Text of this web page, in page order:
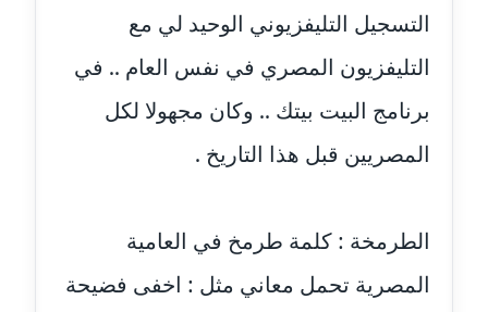
مدونة اسماء خوجة
عاملة
مدونة أسماء كاشف
عاملة
عاملة
مدونة اسماعيل ابو زيد
التسجيل التليفزيوني الوحيد لي مع
التليفزيون المصري في نفس العام .. في
برنامج البيت بيتك .. وكان مجهولا لكل
المصريين قبل هذا التاريخ .
الطرمخة : كلمة طرمخ في العامية
المصرية تحمل معاني مثل : اخفى فضيحة